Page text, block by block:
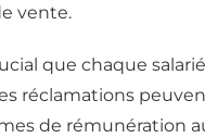
vente.
que chaque
réclamations
de rémunération